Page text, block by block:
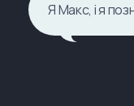
Я Макс, і я